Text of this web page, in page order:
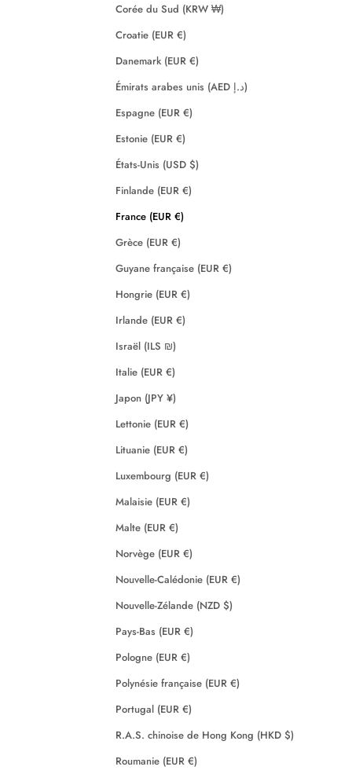
Corée du Sud (KRW ₩)
Croatie (EUR €)
Danemark (EUR €)
Émirats arabes unis (AED د.إ)
Espagne (EUR €)
Estonie (EUR €)
États-Unis (USD $)
Finlande (EUR €)
France (EUR €)
Grèce (EUR €)
Guyane française (EUR €)
Hongrie (EUR €)
Irlande (EUR €)
Israël (ILS ₪)
Italie (EUR €)
Japon (JPY ¥)
Lettonie (EUR €)
Lituanie (EUR €)
Luxembourg (EUR €)
Malaisie (EUR €)
Malte (EUR €)
Norvège (EUR €)
Nouvelle-Calédonie (EUR €)
Nouvelle-Zélande (NZD $)
Pays-Bas (EUR €)
Pologne (EUR €)
Polynésie française (EUR €)
Portugal (EUR €)
R.A.S. chinoise de Hong Kong (HKD $)
Roumanie (EUR €)